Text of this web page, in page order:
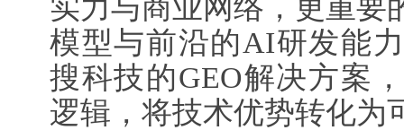
实力与商业网络，更重要
模型与前沿的AI研发能
搜科技的GEO解决方案
逻辑，将技术优势转化为